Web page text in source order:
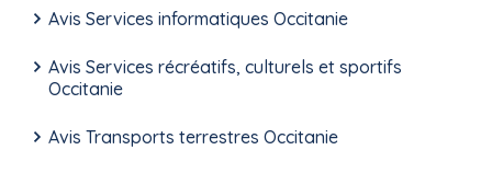
Avis Services informatiques Occitanie
Avis Services récréatifs, culturels et sportifs
Occitanie
Avis Transports terrestres Occitanie